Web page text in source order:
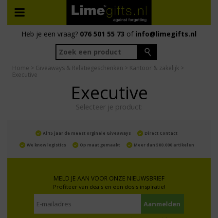
Heb je een vraag? 076 501 55 73 of info@limegifts.nl
Home > Giveaways & Relatiegeschenken > Kantoor & zakelijk >
Executive
Executive
Selecteer je product:
Al 15 jaar de meest orginele Giveaways Direct Contact
We know logistics Op maat gemaakt Meer dan 500.000 artikelen
MELD JE AAN VOOR ONZE NIEUWSBRIEF
Profiteer van deals en een dosis inspiratie!